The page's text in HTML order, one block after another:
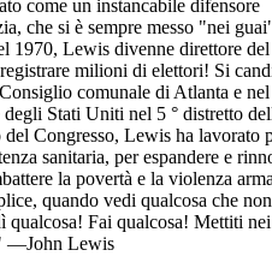
come un instancabile difensore
che si è sempre messo "nei
1970, Lewis divenne direttore
milioni di elettori! Si
comunale di Atlanta e
Stati Uniti nel 5 ° distretto
Congresso, Lewis ha lavorato
sanitaria, per espandere e
la povertà e la violenza
quando vedi qualcosa che
qualcosa! Fai qualcosa! Mettiti
—John Lewis